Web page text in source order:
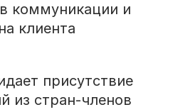
коммуникации и
клиента
присутствие
из стран-членов